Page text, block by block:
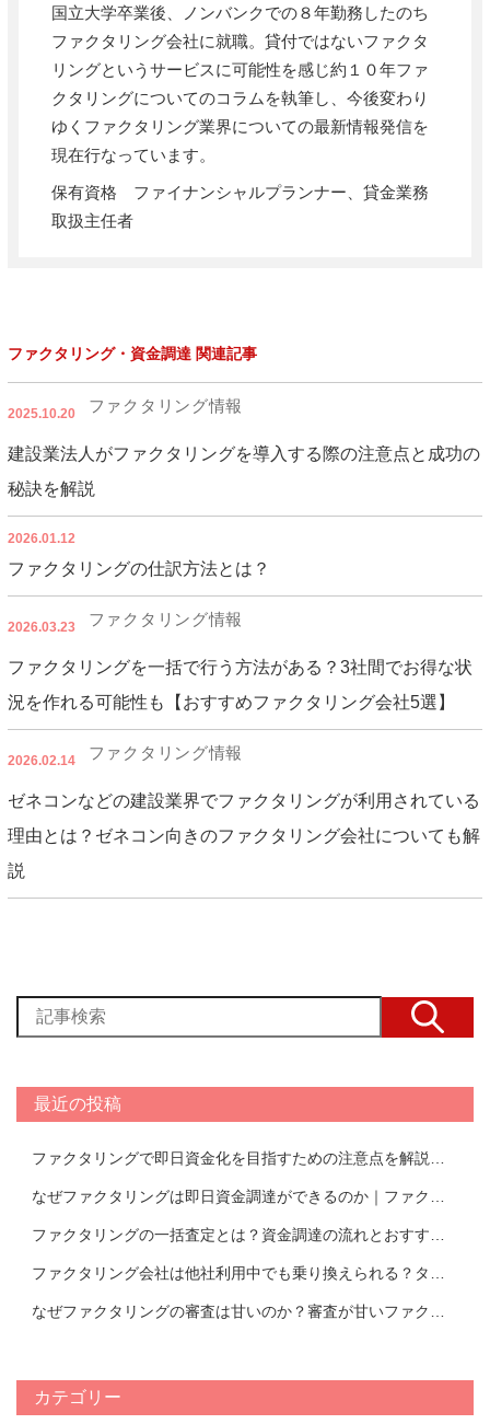
国立大学卒業後、ノンバンクでの８年勤務したのち
ファクタリング会社に就職。貸付ではないファクタ
リングというサービスに可能性を感じ約１０年ファ
クタリングについてのコラムを執筆し、今後変わり
ゆくファクタリング業界についての最新情報発信を
現在行なっています。
保有資格 ファイナンシャルプランナー、貸金業務
取扱主任者
ファクタリング・資金調達 関連記事
2025.10.20 ファクタリング情報
建設業法人がファクタリングを導入する際の注意点と成功の
秘訣を解説
2026.01.12
ファクタリングの仕訳方法とは？
2026.03.23 ファクタリング情報
ファクタリングを一括で行う方法がある？3社間でお得な状
況を作れる可能性も【おすすめファクタリング会社5選】
2026.02.14 ファクタリング情報
ゼネコンなどの建設業界でファクタリングが利用されている
理由とは？ゼネコン向きのファクタリング会社についても解
説
最近の投稿
カテゴリー